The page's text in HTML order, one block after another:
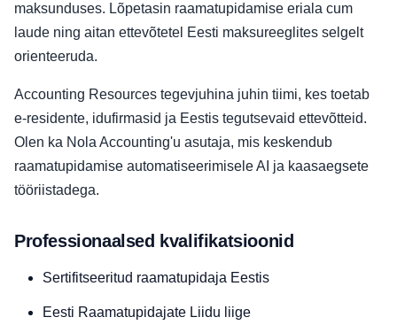
maksunduses. Lõpetasin raamatupidamise eriala cum
laude ning aitan ettevõtetel Eesti maksureeglites selgelt
orienteeruda.
Accounting Resources tegevjuhina juhin tiimi, kes toetab
e‑residente, idufirmasid ja Eestis tegutsevaid ettevõtteid.
Olen ka Nola Accounting'u asutaja, mis keskendub
raamatupidamise automatiseerimisele AI ja kaasaegsete
tööriistadega.
Professionaalsed kvalifikatsioonid
Sertifitseeritud raamatupidaja Eestis
Eesti Raamatupidajate Liidu liige